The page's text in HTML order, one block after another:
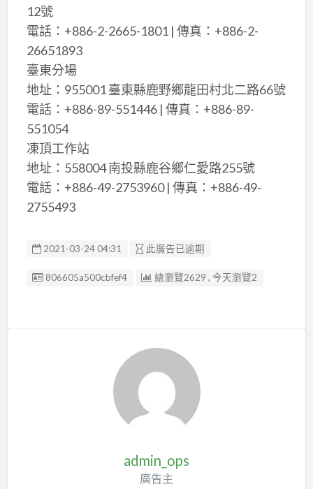
12號
電話：+886-2-2665-1801 | 傳真：+886-2-
26651893
臺東分場
地址：955001 臺東縣鹿野鄉龍田村北二路66號
電話：+886-89-551446 | 傳真：+886-89-
551054
凍頂工作站
地址：558004 南投縣鹿谷鄉仁愛路255號
電話：+886-49-2753960 | 傳真：+886-49-
2755493
2021-03-24 04:31 此廣告已逾期
廣告编號
806605a500cbfef4 總瀏覽2629 , 今天瀏覽2
admin_ops
廣告主